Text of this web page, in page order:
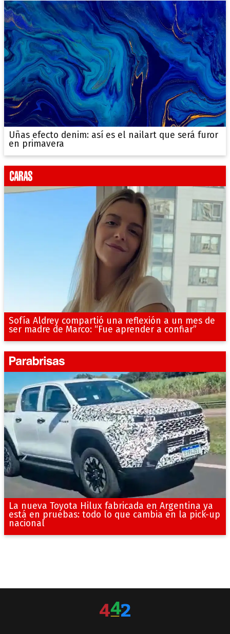
Uñas efecto denim: así es el nailart que será furor
en primavera
Sofía Aldrey compartió una reflexión a un mes de
ser madre de Marco: “Fue aprender a confiar”
La nueva Toyota Hilux fabricada en Argentina ya
está en pruebas: todo lo que cambia en la pick-up
nacional